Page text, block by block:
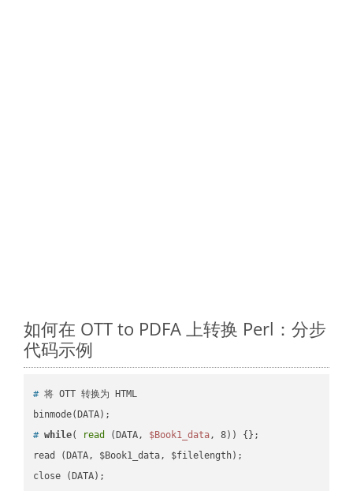
如何在 OTT to PDFA 上转换 Perl：分步
代码示例
# 将 OTT 转换为 HTML
# while( read (DATA, $Book1_data, 8)) {};
read (DATA, $Book1_data, $filelength);
close (DATA);